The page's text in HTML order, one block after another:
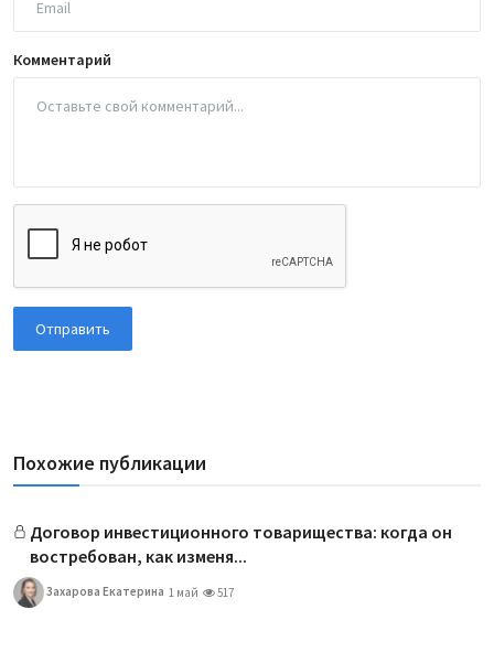
Комментарий
Отправить
Похожие публикации
Договор инвестиционного товарищества: когда он
востребован, как изменя...
Захарова Екатерина 1 май 517